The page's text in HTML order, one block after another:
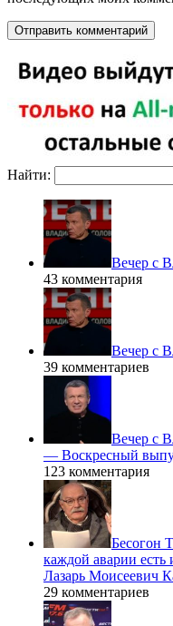
Найти:
Вечер с
43 комментария
Вечер с
39 комментариев
Вечер с
— Воскресный
123 комментария
Бесогон
каждой аварии
Лазарь Моисеевич
29 комментариев